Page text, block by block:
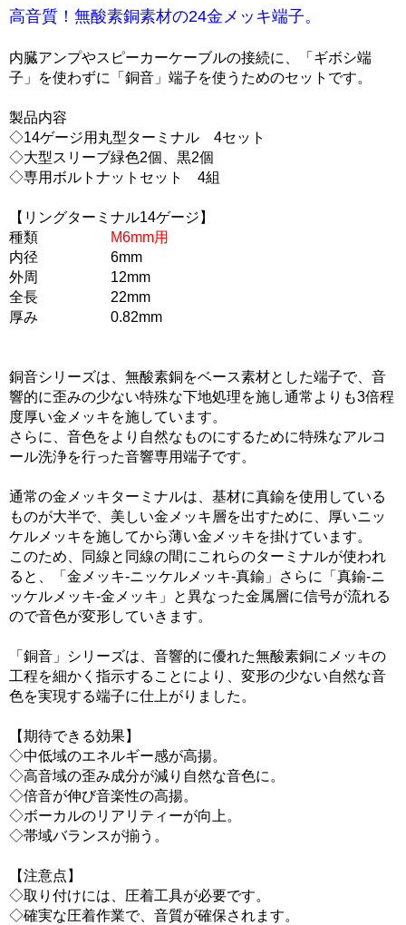
高音質！無酸素銅素材の24金メッキ端子。
内臓アンプやスピーカーケーブルの接続に、「ギボシ端
子」を使わずに「銅音」端子を使うためのセットです。
製品内容
◇14ゲージ用丸型ターミナル 4セット
◇大型スリーブ緑色2個、黒2個
◇専用ボルトナットセット 4組
【リングターミナル14ゲージ】
種類
M6mm用
内径 6mm
外周 12mm
全長 22mm
厚み 0.82mm
銅音シリーズは、無酸素銅をベース素材とした端子で、音
響的に歪みの少ない特殊な下地処理を施し通常よりも3倍程
度厚い金メッキを施しています。
さらに、音色をより自然なものにするために特殊なアルコ
ール洗浄を行った音響専用端子です。
通常の金メッキターミナルは、基材に真鍮を使用している
ものが大半で、美しい金メッキ層を出すために、厚いニッ
ケルメッキを施してから薄い金メッキを掛けています。
このため、同線と同線の間にこれらのターミナルが使われ
ると、「金メッキ-ニッケルメッキ-真鍮」さらに「真鍮-ニ
ッケルメッキ-金メッキ」と異なった金属層に信号が流れる
ので音色が変形していきます。
「銅音」シリーズは、音響的に優れた無酸素銅にメッキの
工程を細かく指示することにより、変形の少ない自然な音
色を実現する端子に仕上がりました。
【期待できる効果】
◇中低域のエネルギー感が高揚。
◇高音域の歪み成分が減り自然な音色に。
◇倍音が伸び音楽性の高揚。
◇ボーカルのリアリティーが向上。
◇帯域バランスが揃う。
【注意点】
◇取り付けには、圧着工具が必要です。
◇確実な圧着作業で、音質が確保されます。